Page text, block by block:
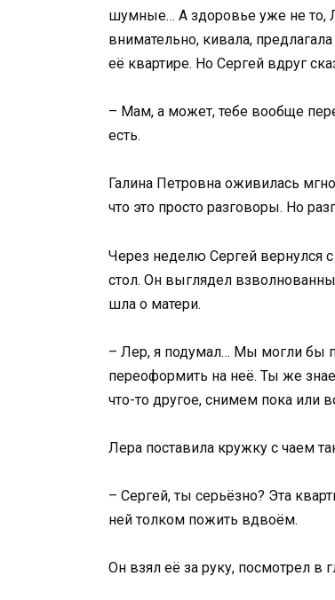
шумные… А здоровье уже не то,
внимательно, кивала,
её квартире. Но Сергей вдруг
– Мам, а может, тебе вообще
есть.
Галина Петровна оживилась
что это просто разговоры. Но
Через неделю Сергей вернулся
стол. Он выглядел
шла о матери.
– Лер, я подумал… Мы могли бы
переоформить на неё. Ты же
что-то другое, снимем пока или
Лера поставила кружку с чаем
– Сергей, ты серьёзно? Эта
ней толком пожить вдвоём.
Он взял её за руку, посмотрел в